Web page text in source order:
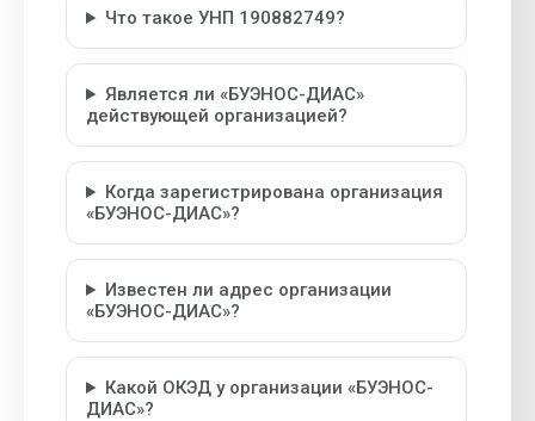
Что такое УНП 190882749?
Является ли «БУЭНОС-ДИАС»
действующей организацией?
Когда зарегистрирована организация
«БУЭНОС-ДИАС»?
Известен ли адрес организации
«БУЭНОС-ДИАС»?
Какой ОКЭД у организации «БУЭНОС-
ДИАС»?